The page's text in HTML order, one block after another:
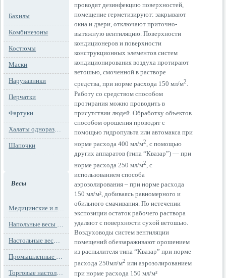
Бахилы
Комбинезоны
Костюмы
Маски
Нарукавники
Перчатки
Фартуки
Халаты одноразовые
Шапочки
Весы
Медицинские и лабораторные весы
Напольные весы MAX до 1000 кг (до 1 т)
Настольные весы для фасовки MAX до 30 кг
Промышленные весы (до 100 тонн)
Торговые настольные весы MAX до 30 кг
проводят дезинфекцию поверхностей,
помещение герметизируют: закрывают
окна и двери, отключают приточно-
вытяжную вентиляцию. Поверхности
кондиционеров и поверхности
конструкционных элементов систем
кондиционирования воздуха протирают
ветошью, смоченной в растворе
средства, при норме расхода 150 мл/м2.
Работу со средством способом
протирания можно проводить в
присутствии людей. Обработку объектов
способом орошения проводят с
помощью гидропульта или автомакса при
норме расхода 400 мл/м2 , с помощью
других аппаратов (типа “Квазар”) — при
норме расхода 250 мл/м2, с
использованием способа
аэрозолирования – при норме расхода
150 мл/м², добиваясь равномерного и
обильного смачивания. По истечении
экспозиции остаток рабочего раствора
удаляют с поверхности сухой ветошью.
Воздуховоды систем вентиляции
помещений обеззараживают орошением
из распылителя типа “Квазар” при норме
расхода 250мл/м2 или аэрозолированием
при норме расхода 150 мл/м²